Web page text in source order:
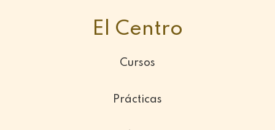
El Centro
Cursos
Prácticas